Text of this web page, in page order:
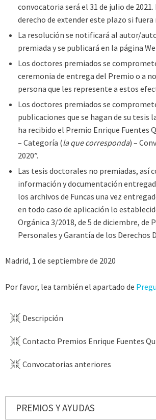
convocatoria será el 31 de julio de 2021.
derecho de extender este plazo si fuera
La resolución se notificará al autor/
premiada y se publicará en la página
Los doctores premiados se
ceremonia de entrega del Premio o a
persona que les represente a estos
Los doctores premiados se
publicaciones que se hagan de su tesis
ha recibido el Premio Enrique Fuentes
– Categoría (la que corresponda) –
2020”.
Las tesis doctorales no premiadas, así
información y documentación
los archivos de Funcas una vez
en todo caso de aplicación lo
Orgánica 3/2018, de 5 de diciembre, de
Personales y Garantía de los Derechos
Madrid, 1 de septiembre de 2020
Por favor, lea también el apartado de
PREMIOS Y AYUDAS
Descripción
Contacto Premios Enrique Fuentes
Convocatorias anteriores